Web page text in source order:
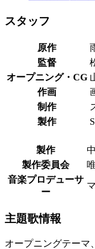
スタッフ
原作
監督
オープニング・CG
作画
制作
製作
製作
製作委員会
音楽プロデューサ
ー
主題歌情報
オープニングテーマ